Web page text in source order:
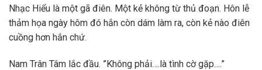
Nhạc Hiểu là một gã điên. Một kẻ không từ thủ đoạn. Hôn lễ
thảm họa ngày hôm đó hắn còn dám làm ra, còn kẻ nào điên
cuồng hơn hắn chứ.
Nam Trân Tâm lắc đầu. ”Không phải….là tình cờ gặp….”